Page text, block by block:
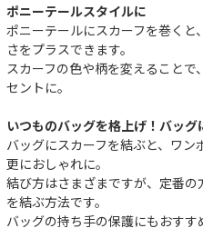
ポニーテールスタイルに
ポニーテールにスカーフを巻く
さをプラスできます。
スカーフの色や柄を変えること
セントに。
いつものバッグを格上げ！バッグ
バッグにスカーフを結ぶと、ワ
更におしゃれに。
結び方はさまざまですが、定番
を結ぶ方法です。
バッグの持ち手の保護にもおすす